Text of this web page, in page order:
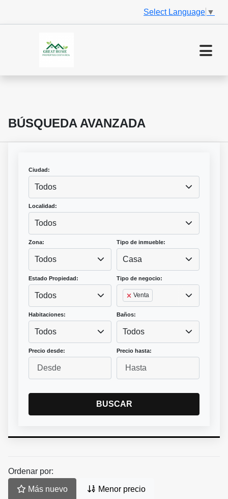
Select Language ▼
BÚSQUEDA AVANZADA
Ciudad:
Todos
Localidad:
Todos
Zona:
Todos
Tipo de inmueble:
Casa
Estado Propiedad:
Todos
Tipo de negocio:
Venta
Habitaciones:
Todos
Baños:
Todos
Precio desde: Precio hasta:
BUSCAR
Ordenar por:
Más nuevo Menor precio